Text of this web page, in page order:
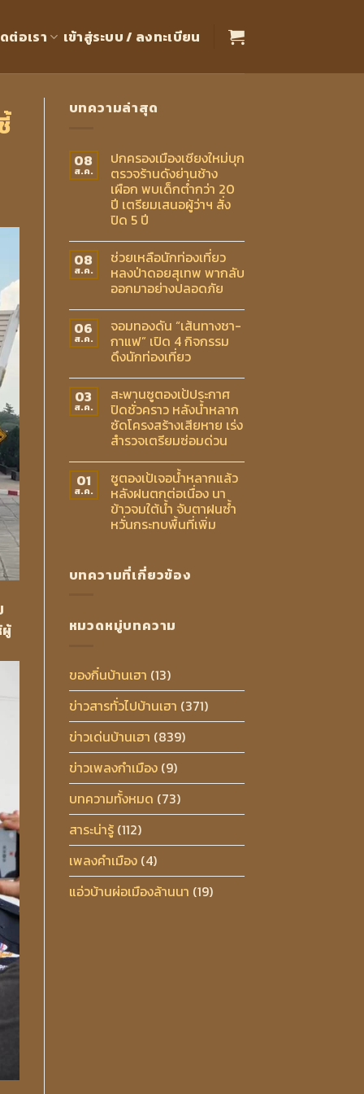
ต่อเรา เข้าสู่ระบบ / ลงทะเบียน
ผู้
บทความล่าสุด
08
ส.ค.
ปกครองเมืองเชียงใหม่บุก
ตรวจร้านดังย่านช้าง
เผือก พบเด็กต่ำกว่า 20
ปี เตรียมเสนอผู้ว่าฯ สั่ง
ปิด 5 ปี
08
ส.ค.
ช่วยเหลือนักท่องเที่ยว
หลงป่าดอยสุเทพ พากลับ
ออกมาอย่างปลอดภัย
06
ส.ค.
จอมทองดัน “เส้นทางชา-
กาแฟ” เปิด 4 กิจกรรม
ดึงนักท่องเที่ยว
03
ส.ค.
สะพานซูตองเป้ประกาศ
ปิดชั่วคราว หลังน้ำหลาก
ซัดโครงสร้างเสียหาย เร่ง
สำรวจเตรียมซ่อมด่วน
01
ส.ค.
ซูตองเป้เจอน้ำหลากแล้ว
หลังฝนตกต่อเนื่อง นา
ข้าวจมใต้น้ำ จับตาฝนซ้ำ
หวั่นกระทบพื้นที่เพิ่ม
บทความที่เกี่ยวข้อง
หมวดหมู่บทความ
ของกิ๋นบ้านเฮา (13)
ข่าวสารทั่วไปบ้านเฮา (371)
ข่าวเด่นบ้านเฮา (839)
ข่าวเพลงกำเมือง(9)
บทความทั้งหมด (73)
สาระน่ารู้(112)
เพลงคำเมือง(4)
แอ่วบ้านผ่อเมืองล้านนา (19)